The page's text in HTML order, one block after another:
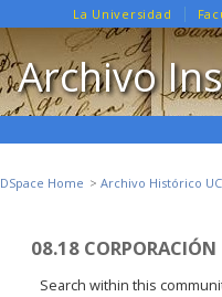
La Universidad
Archivo
DSpace Home Archivo Histórico UC
08.18
Search within this